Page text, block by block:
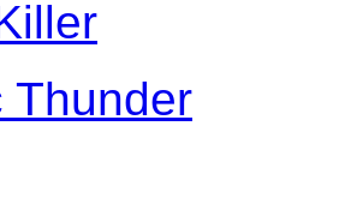
Thunder